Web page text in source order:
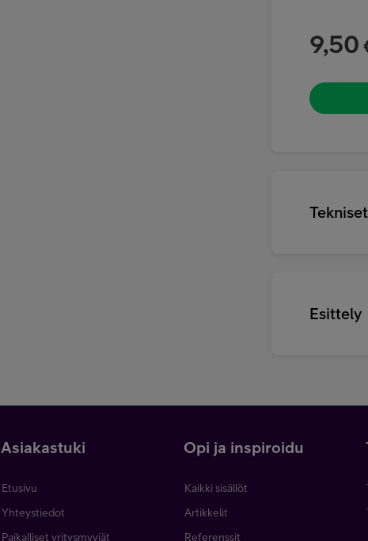
9,50
Esittely
Asiakastuki
Etusivu
Yhteystiedot
Paikalliset yritysmyyjät
Opi ja inspiroidu
Kaikki sisällöt
Artikkelit
Referenssit